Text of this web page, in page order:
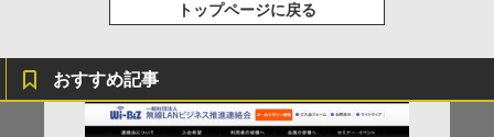
トップページに戻る
おすすめ記事